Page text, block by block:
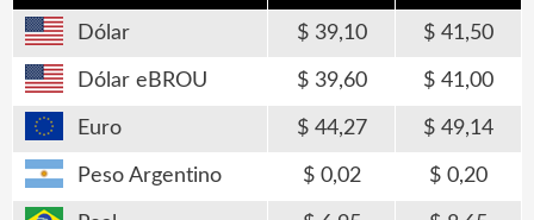
Dólar 39,10 41,50
Dólar eBROU 39,60 41,00
Euro 44,27 49,14
Peso Argentino 0,02 0,20